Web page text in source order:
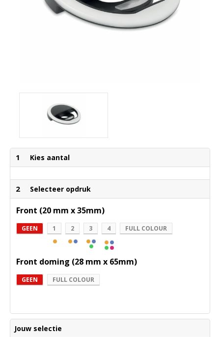
1 Kies aantal
2 Selecteer opdruk
Front (20 mm x 35mm)
GEEN 1 2 3 4 FULL COLOUR
Front doming (28 mm x 65mm)
GEEN FULL COLOUR
Jouw selectie